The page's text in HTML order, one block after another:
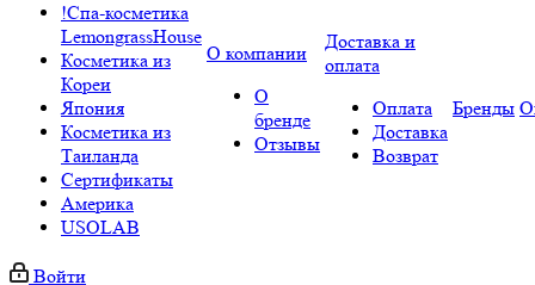
!Спа-косметика
LemongrassHouse
Косметика из
Кореи
Япония
Косметика из
Таиланда
Сертификаты
Америка
USOLAB
О компании
О
бренде
Отзывы
Доставка и
оплата
Оплата
Доставка
Возврат
Бренды
Войти